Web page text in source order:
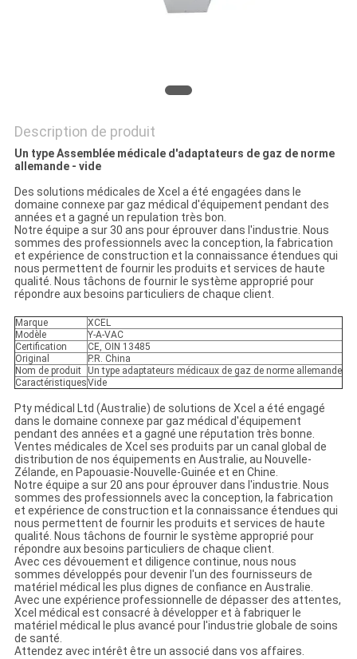
Description de produit
Un type Assemblée médicale d'adaptateurs de gaz de norme
allemande - vide
Des solutions médicales de Xcel a été engagées dans le
domaine connexe par gaz médical d'équipement pendant des
années et a gagné un repulation très bon.
Notre équipe a sur 30 ans pour éprouver dans l'industrie. Nous
sommes des professionnels avec la conception, la fabrication
et expérience de construction et la connaissance étendues qui
nous permettent de fournir les produits et services de haute
qualité. Nous tâchons de fournir le système approprié pour
répondre aux besoins particuliers de chaque client.
Marque
XCEL
Modèle
Y-A-VAC
Certification
CE, OIN 13485
Original
P.R. China
Nom de produit
Un type adaptateurs médicaux de gaz de norme allemande
CaractéristiquesVide
Pty médical Ltd (Australie) de solutions de Xcel a été engagé
dans le domaine connexe par gaz médical d'équipement
pendant des années et a gagné une réputation très bonne.
Ventes médicales de Xcel ses produits par un canal global de
distribution de nos équipements en Australie, au Nouvelle-
Zélande, en Papouasie-Nouvelle-Guinée et en Chine.
Notre équipe a sur 20 ans pour éprouver dans l'industrie. Nous
sommes des professionnels avec la conception, la fabrication
et expérience de construction et la connaissance étendues qui
nous permettent de fournir les produits et services de haute
qualité. Nous tâchons de fournir le système approprié pour
répondre aux besoins particuliers de chaque client.
Avec ces dévouement et diligence continue, nous nous
sommes développés pour devenir l'un des fournisseurs de
matériel médical les plus dignes de confiance en Australie.
Avec une expérience professionnelle de dépasser des attentes,
Xcel médical est consacré à développer et à fabriquer le
matériel médical le plus avancé pour l'industrie globale de soins
de santé.
Attendez avec intérêt être un associé dans vos affaires.